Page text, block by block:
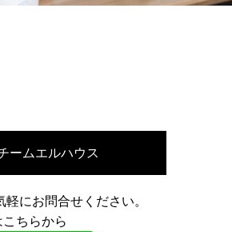
ームエルハウス
軽にお問合せください。
こちらから